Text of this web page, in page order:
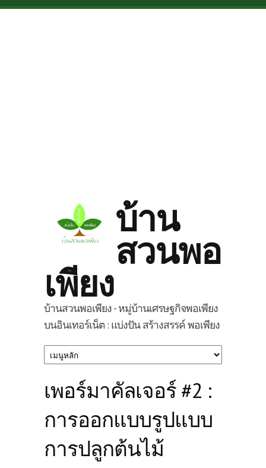
Skip to main content
บ้าน
สวนพอ
เพียง
บ้านสวนพอเพียง - หมู่บ้านเศรษฐกิจพอเพียง
บนอินเทอร์เน็ต : แบ่งปัน สร้างสรรค์ พอเพียง
เพอร์มาคัลเจอร์ #2 :
การออกแบบรูปแบบ
การปลูกต้นไม้